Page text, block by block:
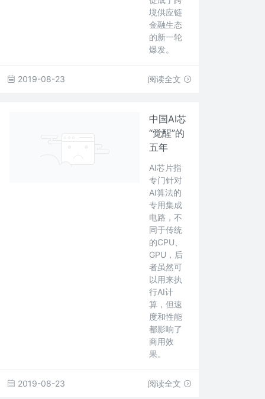
境供应链
金融生态
的新一轮
爆发。
2019-08-23 阅读全文
中国AI芯
“觉醒”的
五年
AI芯片指
专门针对
AI算法的
专用集成
电路，不
同于传统
的CPU、
GPU，后
者虽然可
以用来执
行AI计
算，但速
度和性能
都影响了
商用效
果。
2019-08-23 阅读全文